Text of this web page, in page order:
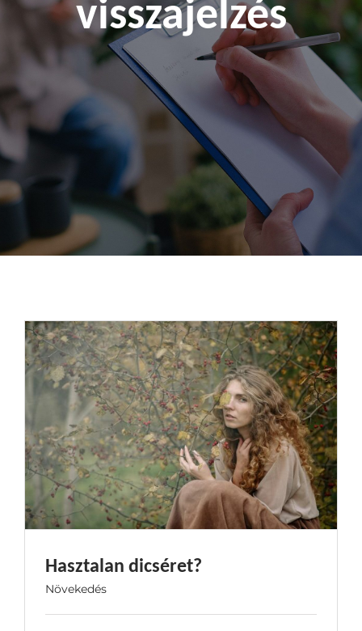
Kapcsolat
visszajelzés
Hasztalan dicséret?
Növekedés